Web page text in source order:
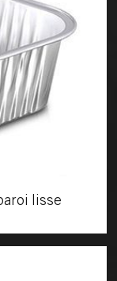
lisse